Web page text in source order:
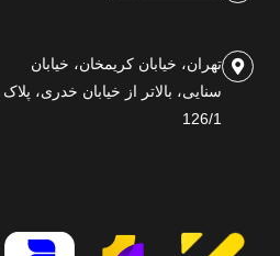
تهران، خیابان کریمخان، خیابان
سنایی، بالاتر از خیابان خدری، پلاک
126/1